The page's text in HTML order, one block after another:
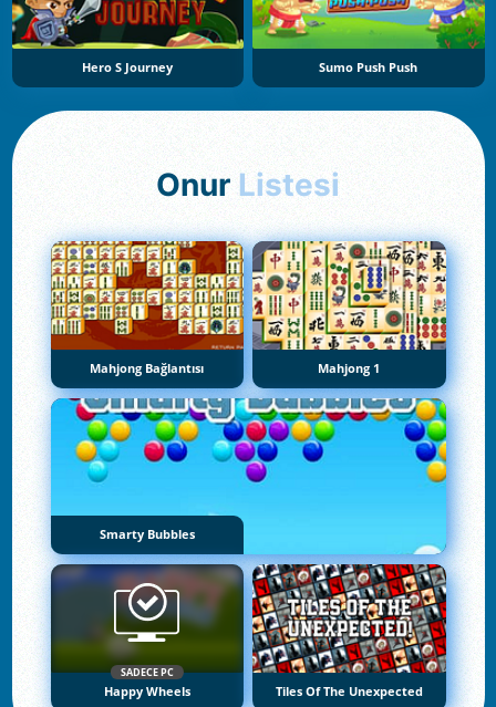
Hero S Journey Sumo Push Push
Onur Listesi
Mahjong Bağlantısı Mahjong 1
Smarty Bubbles
SADECE PC
Happy Wheels Tiles Of The Unexpected